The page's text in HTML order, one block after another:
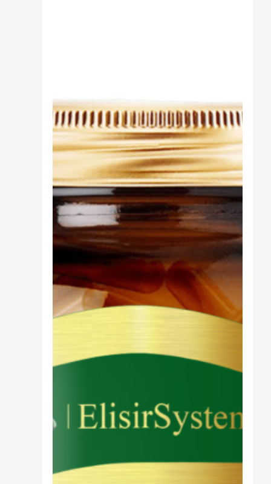
Dimagrimento naturale
Ipoglicemizzanti
Diuretici Naturali
Termogenici
Altro